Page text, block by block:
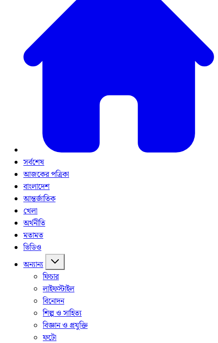
সর্বশেষ
আজকের পত্রিকা
বাংলাদেশ
আন্তর্জাতিক
খেলা
অর্থনীতি
মতামত
ভিডিও
অন্যান্য
ফিচার
লাইফস্টাইল
বিনোদন
শিল্প ও সাহিত্য
বিজ্ঞান ও প্রযুক্তি
ফটো